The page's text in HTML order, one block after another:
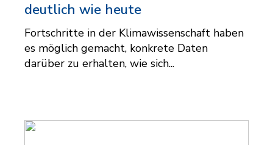
deutlich wie heute
Fortschritte in der Klimawissenschaft haben
es möglich gemacht, konkrete Daten
darüber zu erhalten, wie sich...